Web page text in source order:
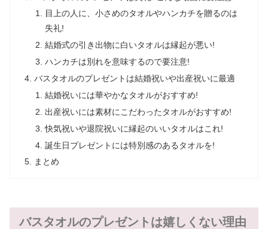
目上の人に、小さめのタオルやハンカチを贈るのは
失礼!
結婚式の引き出物に白いタオルは縁起が悪い!
ハンカチは別れを意味するので要注意!
バスタオルのプレゼントは結婚祝いや出産祝いに最適
結婚祝いには華やかなタオルがおすすめ!
出産祝いには素材にこだわったタオルがおすすめ!
快気祝いや退院祝いに縁起のいいタオルはこれ!
誕生日プレゼントには特別感のあるタオルを!
まとめ
バスタオルのプレゼントは嬉しくない理由